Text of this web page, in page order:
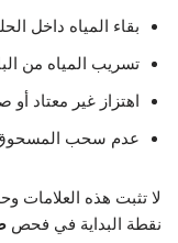
بقاء المياه داخل
تسريب المياه من
اهتزاز غير معتاد
عدم سحب المسحوق
لا تثبت هذه العلامات
نقطة البداية في فحص